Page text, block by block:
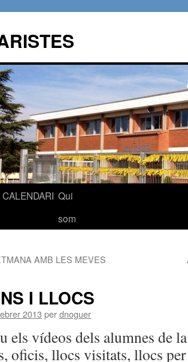
CALENDARI Qui
som
AMB LES MEVES
I LLOCS
2013 perdnoguer
els vídeos dels alumnes de
oficis, llocs visitats, llocs